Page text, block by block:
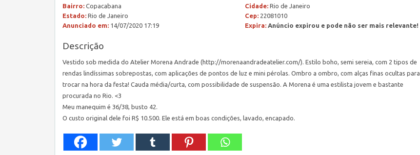
Bairro: Copacabana Cidade: Rio de Janeiro
Estado: Rio de Janeiro Cep: 22081010
Anunciado em: 14/07/2020 17:19 Expira: Anúncio expirou e pode não ser mais relevante!
Descrição
Vestido sob medida do Atelier Morena Andrade (http://morenaandradeatelier.com/). Estilo boho, semi sereia, com 2 tipos de
rendas lindíssimas sobrepostas, com aplicações de pontos de luz e mini pérolas. Ombro a ombro, com alças finas ocultas para
trocar na hora da festa! Cauda média/curta, com possibilidade de suspensão. A Morena é uma estilista jovem e bastante
procurada no Rio. <3
Meu manequim é 36/38, busto 42.
O custo original dele foi R$ 10.500. Ele está em boas condições, lavado, encapado.